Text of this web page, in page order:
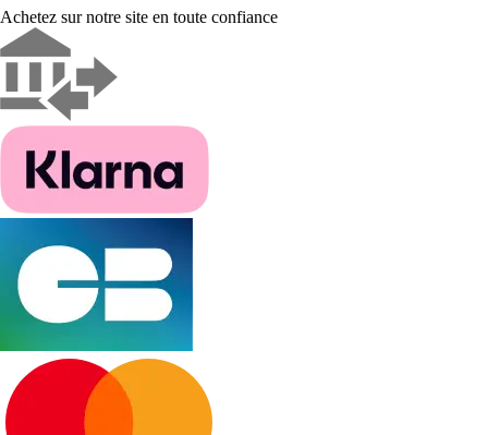
Achetez sur notre site en toute confiance